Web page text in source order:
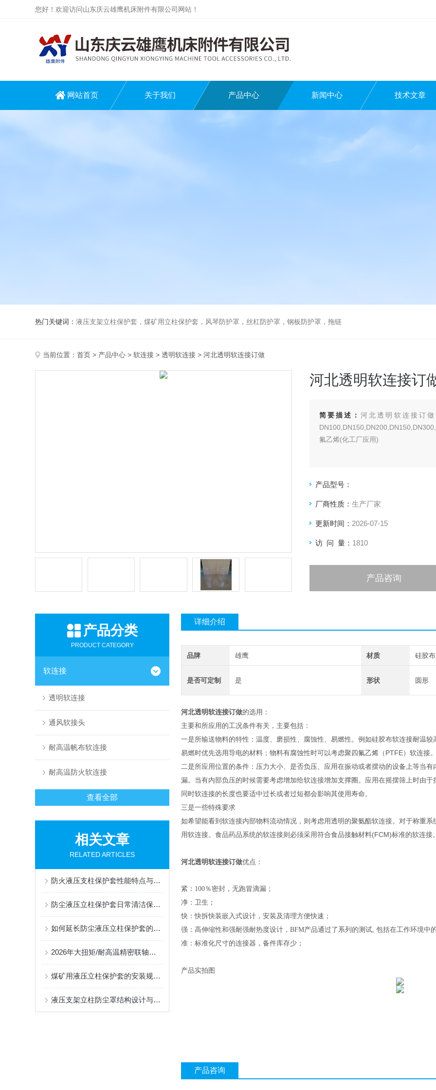
您好！欢迎访问山东庆云雄鹰机床附件有限公司网站！
网站首页 关于我们 产品中心 新闻中心 技术文章
热门关键词： 液压支架立柱保护套，煤矿用立柱保护套，风琴防护罩，丝杠防护罩，钢板防护罩，拖链
当前位置： 首页 > 产品中心 > 软连接 > 透明软连接 > 河北透明软连接订做
河北透明软连接订
简要描述：河北透明软连接订
氟乙烯(化工厂应用)
产品型号：
厂商性质： 生产厂家
更新时间： 2026-07-15
访 问 量： 1810
产品咨询
产品分类
PRODUCT CATEGORY
软连接
透明软连接
通风软接头
耐高温帆布软连接
耐高温防火软连接
查看全部
相关文章
RELATED ARTICLES
防火液压支柱保护套性能特点与阻燃防护应用
防尘液压立柱保护套日常清洁保养与更换规范
如何延长防尘液压立柱保护套的使用寿命？
2026年大扭矩/耐高温精密联轴器定制找哪家？能实现精准定制的优质厂家盘点
煤矿用液压立柱保护套的安装规范与使用寿命提升方案
液压支架立柱防尘罩结构设计与密封防护原理
详细介绍
品牌 雄鹰 材质 硅胶布
是否可定制 是 形状 圆形
河北透明软连接订做的选用：
主要和所应用的工况条件有关，主要包括：
一是所输送物料的特性：温度、磨损性、腐蚀性、易燃性。例如硅胶布软连接耐温
易燃时优先选用导电的材料；物料有腐蚀性时可以考虑聚四氟乙烯（PTFE）软连接
二是所应用位置的条件：压力大小、是否负压、应用在振动或者摆动的设备上等当
漏。当有内部负压的时候需要考虑增加给软连接增加支撑圈。应用在摇摆筛上时由
同时软连接的长度也要适中过长或者过短都会影响其使用寿命。
三是一些特殊要求
如希望能看到软连接内部物料流动情况，则考虑用透明的聚氨酯软连接。对于称重
用软连接。食品药品系统的软连接则必须采用符合食品接触材料(FCM)标准的软连接
河北透明软连接订做优点：
紧： 100％密封，无跑冒滴漏；
净：卫生；
快：快拆快装嵌入式设计，安装及清理方便快速；
强：高伸缩性和强耐强耐热度设计， BFM产品通过了系列的测试, 包括在工作环境中
准：标准化尺寸的连接器，备件库存少；
产品实拍图
产品咨询